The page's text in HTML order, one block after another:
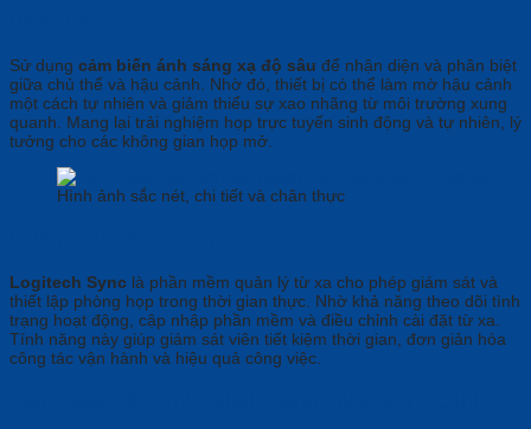
Sử dụng cảm biến ánh sáng xạ độ sâu để nhận diện và phân biệt
giữa chủ thể và hậu cảnh. Nhờ đó, thiết bị có thể làm mờ hậu cảnh
một cách tự nhiên và giảm thiểu sự xao nhãng từ môi trường xung
quanh. Mang lại trải nghiệm họp trực tuyến sinh động và tự nhiên, lý
tưởng cho các không gian họp mở.
Hình ảnh sắc nét, chi tiết và chân thực
Logitech Sync là phần mềm quản lý từ xa cho phép giám sát và
thiết lập phòng họp trong thời gian thực. Nhờ khả năng theo dõi tình
trạng hoạt động, cập nhập phần mềm và điều chỉnh cài đặt từ xa.
Tính năng này giúp giám sát viên tiết kiệm thời gian, đơn giản hóa
công tác vận hành và hiệu quả công việc.